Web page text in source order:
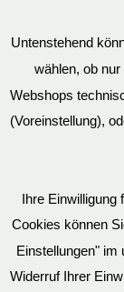
Untenstehend
wählen, ob
Webshops
(Voreinstellung),
Ihre Einwilligung
Cookies können
Einstellungen" im
Widerruf Ihrer